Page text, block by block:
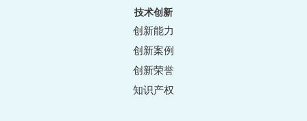
技术创新
创新能力
创新案例
创新荣誉
知识产权